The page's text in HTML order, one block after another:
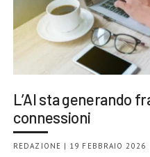
L’AI sta generando
connessioni
REDAZIONE | 19 FEBBRAIO 2026